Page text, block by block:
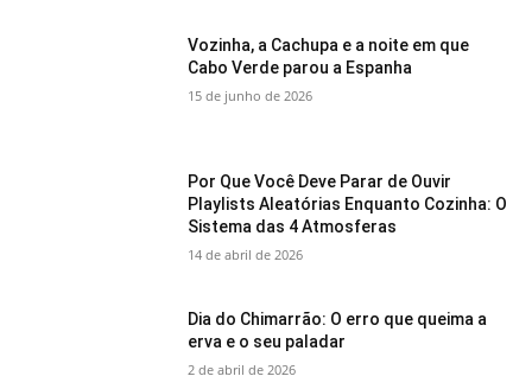
Vozinha, a Cachupa e a noite em que
Cabo Verde parou a Espanha
15 de junho de 2026
Por Que Você Deve Parar de Ouvir
Playlists Aleatórias Enquanto Cozinha: O
Sistema das 4 Atmosferas
14 de abril de 2026
Dia do Chimarrão: O erro que queima a
erva e o seu paladar
2 de abril de 2026